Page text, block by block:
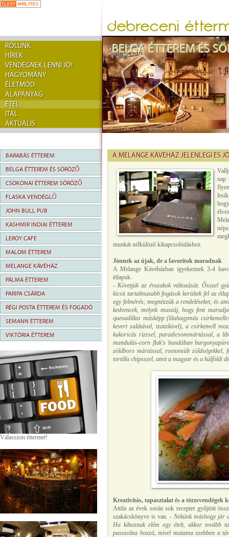
RÓLUNK
HÍREK
VENDÉGNEK LENNI JÓ!
HAGYOMÁNY
ÉLETMÓD
ALAPANYAG
ÉTEL
ITAL
AKTUÁLIS
BARABÁS ÉTTEREM
BELGA ÉTTEREM ÉS SÖRÖZŐ
CSOKONAI ÉTTEREM SÖRÖZŐ
FLASKA VENDÉGLŐ
JOHN BULL PUB
KASHMIR INDIAI ÉTTEREM
LEROY CAFE
MALOM ÉTTEREM
MELANGE KÁVÉHÁZ
PÁLMA ÉTTEREM
PARIPA CSÁRDA
RÉGI POSTA ÉTTEREM ÉS FOGADÓ
SEMANN ÉTTEREM
VIKTÓRIA ÉTTEREM
Válasszon éttermet!
A MELANGE KÁVÉHÁZ JELENLEGI ÉS
nap
munkát nélkülöző kikapcsolódáshoz.
Jönnek az újak, de a favoritok maradnak
A Melange Kávéházban igyekeznek 3-4
étlapuk.
- Követjük az évszakok változását. Ősszel
kicsit tartalmasabb fogások kerültek fel az
egy felmérés; megnézzük a rendeléseket, és
kedvencek, melyek muszáj, hogy fent
quesadillas másképp (lilahagymás
kevert salátával, tzatzikivel), a csirkemell
kukoricás rizzsel, paradicsommártással, a
mandulás-corn flak's bundában
zöldbors mártással, rostonsült zöldségekkel,
tortilla chipsszel, amit a magyar és a külföldi
Kreativitás, tapasztalat és a törzsvendégek
Attila az évek során sok receptet gyűjtött
szakácskönyve is van. - Nekünk máshogy jár
Ha kihoznak elém egy ételt, akkor tovább
passzolna hozzá, mivel mutatna szebben a